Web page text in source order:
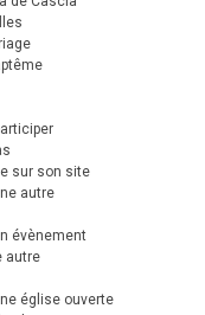
sur son site
autre
évènement
autre
église ouverte